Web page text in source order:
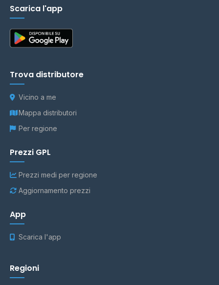
Scarica l'app
Trova distributore
Vicino a me
Mappa distributori
Per regione
Prezzi GPL
Prezzi medi per regione
Aggiornamento prezzi
App
Scarica l'app
Regioni